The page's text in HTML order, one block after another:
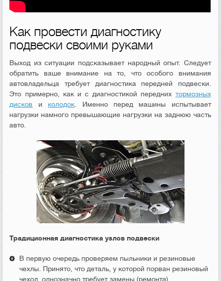
Как провести диагностику
подвески своими руками
Выход из ситуации подсказывает народный опыт. Следует
обратить ваше внимание на то, что особого внимания
автовладельца требует диагностика передней подвески.
Это примерно, как и с диагностикой передних тормозных
дисков и колодок . Именно перед машины испытывает
нагрузки намного превышающие нагрузки на заднюю часть
авто.
Традиционная диагностика узлов подвески
В первую очередь проверяем пыльники и резиновые
чехлы. Принято, что деталь, у которой порван резиновый
чехол, однозначно требует замены (ремонта)